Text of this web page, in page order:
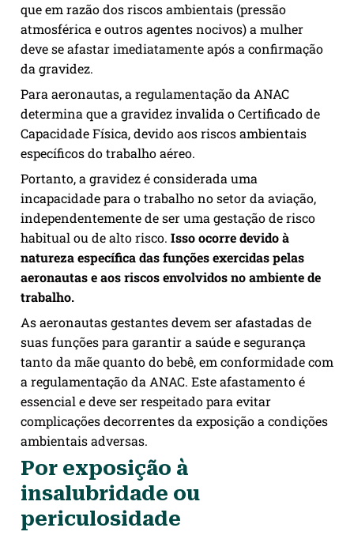
que em razão dos riscos ambientais (pressão
atmosférica e outros agentes nocivos) a mulher
deve se afastar imediatamente após a confirmação
da gravidez.
Para aeronautas, a regulamentação da ANAC
determina que a gravidez invalida o Certificado de
Capacidade Física, devido aos riscos ambientais
específicos do trabalho aéreo.
Portanto, a gravidez é considerada uma
incapacidade para o trabalho no setor da aviação,
independentemente de ser uma gestação de risco
habitual ou de alto risco. Isso ocorre devido à
natureza específica das funções exercidas pelas
aeronautas e aos riscos envolvidos no ambiente de
trabalho.
As aeronautas gestantes devem ser afastadas de
suas funções para garantir a saúde e segurança
tanto da mãe quanto do bebê, em conformidade com
a regulamentação da ANAC. Este afastamento é
essencial e deve ser respeitado para evitar
complicações decorrentes da exposição a condições
ambientais adversas.
Por exposição à
insalubridade ou
periculosidade